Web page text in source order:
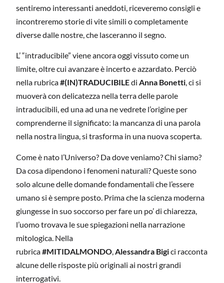
sentiremo interessanti aneddoti, riceveremo consigli e
incontreremo storie di vite simili o completamente
diverse dalle nostre, che lasceranno il segno.
L’ “intraducibile” viene ancora oggi vissuto come un
limite, oltre cui avanzare è incerto e azzardato. Perciò
nella rubrica#(IN)TRADUCIBILEdi Anna Bonetti, ci si
muoverà con delicatezza nella terra delle parole
intraducibili, ed una ad una ne vedrete l’origine per
comprenderne il significato: la mancanza di una parola
nella nostra lingua, si trasforma in una nuova scoperta.
Come è nato l’Universo? Da dove veniamo? Chi siamo?
Da cosa dipendono i fenomeni naturali? Queste sono
solo alcune delle domande fondamentali che l’essere
umano si è sempre posto. Prima che la scienza moderna
giungesse in suo soccorso per fare un po’ di chiarezza,
l’uomo trovava le sue spiegazioni nella narrazione
mitologica. Nella
rubrica#MITIDALMONDO,Alessandra Bigici racconta
alcune delle risposte più originali ai nostri grandi
interrogativi.